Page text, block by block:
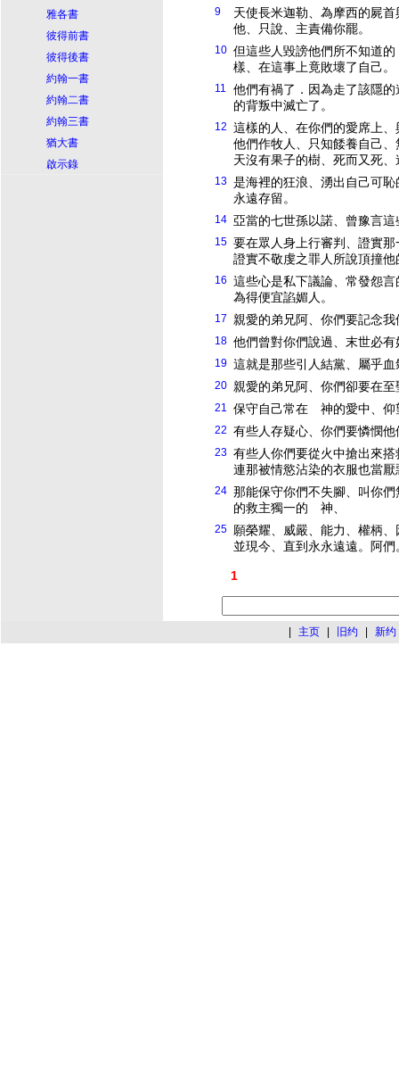
雅各書
彼得前書
彼得後書
約翰一書
約翰二書
約翰三書
猶大書
啟示錄
9
天使長米迦勒、為摩西的屍
他、只說、主責備你罷。
10 但這些人毀謗他們所不知道
樣、在這事上竟敗壞了自己。
11
他們有禍了．因為走了該隱
的背叛中滅亡了。
12 這樣的人、在你們的愛席上
他們作牧人、只知餧養自己
天沒有果子的樹、死而又死
13 是海裡的狂浪、湧出自己可
永遠存留。
14 亞當的七世孫以諾、曾豫言
15 要在眾人身上行審判、證實
證實不敬虔之罪人所說頂撞他
16 這些心是私下議論、常發怨
為得便宜諂媚人。
17 親愛的弟兄阿、你們要記念我
18 他們曾對你們說過、末世必
19 這就是那些引人結黨、屬乎
20 親愛的弟兄阿、你們卻要在
21 保守自己常在 神的愛中、仰
22 有些人存疑心、你們要憐憫他
23 有些人你們要從火中搶出來
連那被情慾沾染的衣服也當厭
24 那能保守你們不失腳、叫你
的救主獨一的 神、
25 願榮耀、威嚴、能力、權柄
並現今、直到永永遠遠。阿們
1
| 主页 | 旧约 | 新约